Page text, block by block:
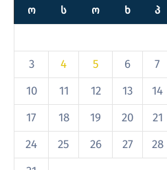
Ო Ს Ო Ხ Პ
3
4 5 6 7
10
11 12 13 14
17
18 19 20 21
24
25 26 27 28